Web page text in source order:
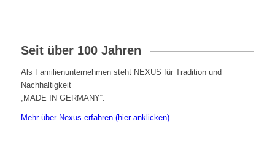
Seit über 100 Jahren
Als Familienunternehmen steht NEXUS für Tradition und
Nachhaltigkeit
„MADE IN GERMANY“.
Mehr über Nexus erfahren (hier anklicken)